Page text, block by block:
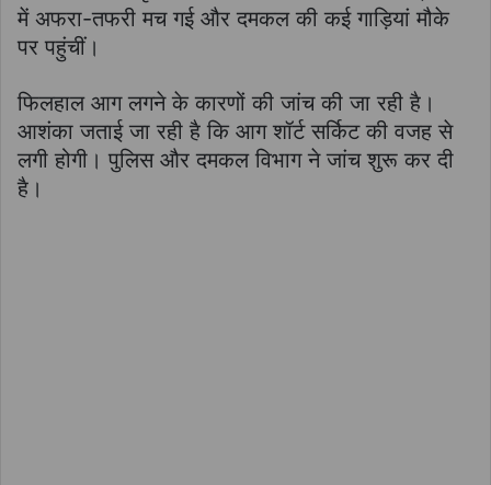
में अफरा-तफरी मच गई और दमकल की कई गाड़ियां मौके
पर पहुंचीं।
फिलहाल आग लगने के कारणों की जांच की जा रही है।
आशंका जताई जा रही है कि आग शॉर्ट सर्किट की वजह से
लगी होगी। पुलिस और दमकल विभाग ने जांच शुरू कर दी
है।